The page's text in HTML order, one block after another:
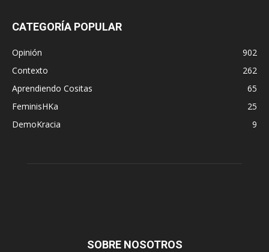
CATEGORÍA POPULAR
Opinión
902
Contexto
262
Aprendiendo Cositas
65
FeminisHKa
25
DemoKracia
9
SOBRE NOSOTROS